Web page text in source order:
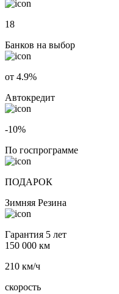
18
Банков на выбор
от 4.9%
Автокредит
-10%
По госпрограмме
ПОДАРОК
Зимняя Резина
Гарантия 5 лет
150 000 км
210 км/ч
скорость